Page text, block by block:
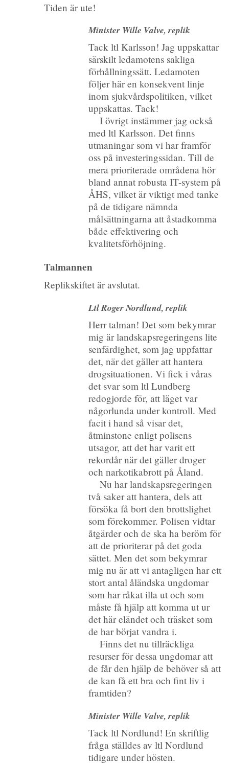
Tiden är ute!
Minister Wille Valve, replik
Tack ltl Karlsson! Jag uppskattar
särskilt ledamotens sakliga
förhållningssätt. Ledamoten
följer här en konsekvent linje
inom sjukvårdspolitiken, vilket
uppskattas. Tack!
I övrigt instämmer jag också
med ltl Karlsson. Det finns
utmaningar som vi har framför
oss på investeringssidan. Till de
mera prioriterade områdena hör
bland annat robusta IT-system på
ÅHS, vilket är viktigt med tanke
på de tidigare nämnda
målsättningarna att åstadkomma
både effektivering och
kvalitetsförhöjning.
Talmannen
Replikskiftet är avslutat.
Ltl Roger Nordlund, replik
Herr talman! Det som bekymrar
mig är landskapsregeringens lite
senfärdighet, som jag uppfattar
det, när det gäller att hantera
drogsituationen. Vi fick i våras
det svar som ltl Lundberg
redogjorde för, att läget var
någorlunda under kontroll. Med
facit i hand så visar det,
åtminstone enligt polisens
utsagor, att det har varit ett
rekordår när det gäller droger
och narkotikabrott på Åland.
Nu har landskapsregeringen
två saker att hantera, dels att
försöka få bort den brottslighet
som förekommer. Polisen vidtar
åtgärder och de ska ha beröm för
att de prioriterar på det goda
sättet. Men det som bekymrar
mig nu är att vi antagligen har ett
stort antal åländska ungdomar
som har råkat illa ut och som
måste få hjälp att komma ut ur
det här eländet och träsket som
de har börjat vandra i.
Finns det nu tillräckliga
resurser för dessa ungdomar att
de får den hjälp de behöver så att
de kan få ett bra och fint liv i
framtiden?
Minister Wille Valve, replik
Tack ltl Nordlund! En skriftlig
fråga ställdes av ltl Nordlund
tidigare under hösten.